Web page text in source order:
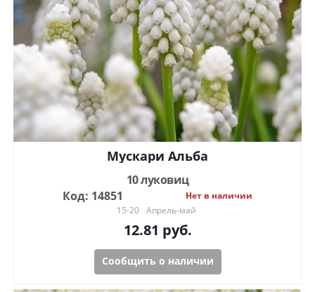
Мускари Альба
10 луковиц
Код: 14851
Нет в наличии
15-20 Апрель-май
12.81 руб.
Сообщить о наличии